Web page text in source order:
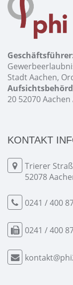
Stadt Aachen,
20 52070
KONTAKT
Trierer
52078
0241 / 400
0241 / 400